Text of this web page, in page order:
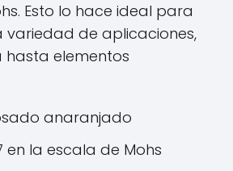
Esto lo hace ideal para
variedad de aplicaciones,
hasta elementos
anaranjado
en la escala de Mohs